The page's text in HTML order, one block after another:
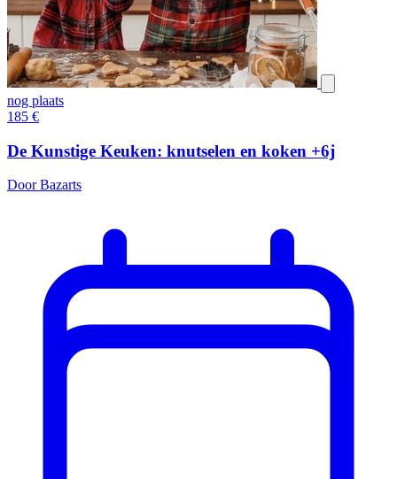
nog plaats
185 €
De Kunstige Keuken: knutselen en koken +6j
Door Bazarts